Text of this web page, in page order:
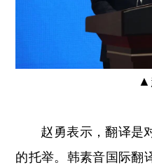
▲
赵勇表示，翻译是
的托举。韩素音国际翻